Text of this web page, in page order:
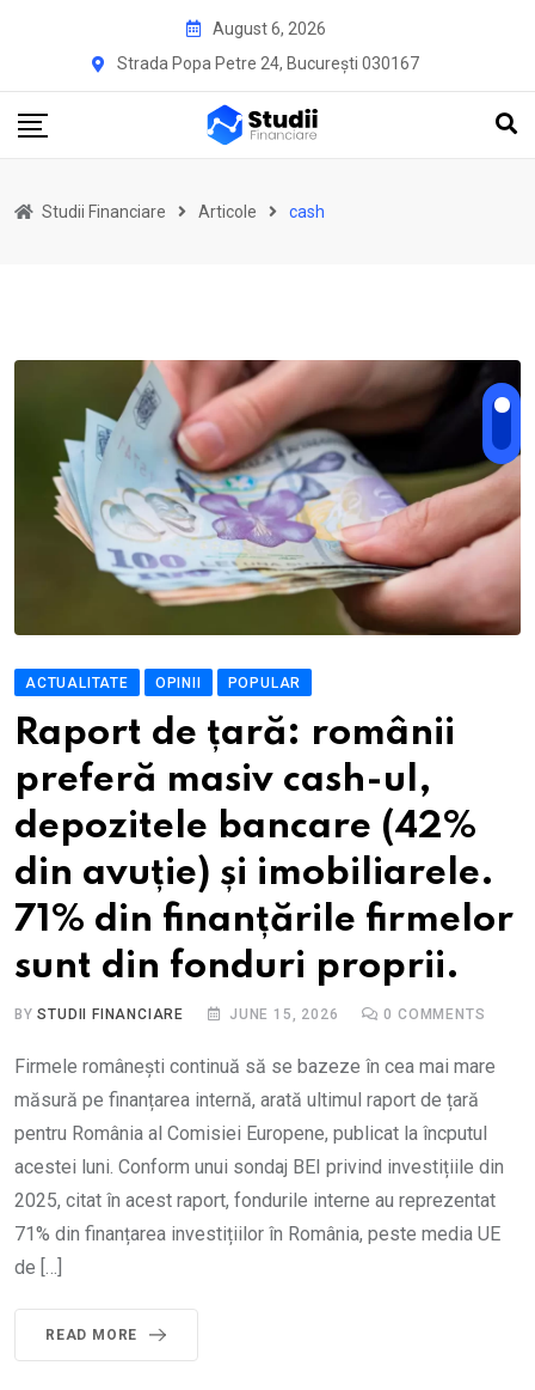
August 6, 2026
Strada Popa Petre 24, București 030167
Studii Financiare Articole cash
ACTUALITATE OPINII POPULAR
Raport de țară: românii
preferă masiv cash-ul,
depozitele bancare (42%
din avuție) și imobiliarele.
71% din finanțările firmelor
sunt din fonduri proprii.
BYSTUDII FINANCIARE JUNE 15, 2026 0 COMMENTS
Firmele românești continuă să se bazeze în cea mai mare
măsură pe finanțarea internă, arată ultimul raport de țară
pentru România al Comisiei Europene, publicat la încputul
acestei luni. Conform unui sondaj BEI privind investițiile din
2025, citat în acest raport, fondurile interne au reprezentat
71% din finanțarea investițiilor în România, peste media UE
de […]
READ MORE